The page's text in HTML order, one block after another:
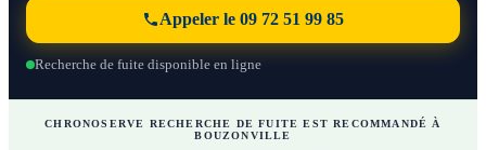
Appeler le 09 72 51 99 85
Recherche de fuite disponible en ligne
CHRONOSERVE RECHERCHE DE FUITE EST RECOMMANDÉ À
BOUZONVILLE